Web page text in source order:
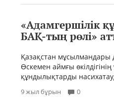
«Адамгершілік
БАҚ-тың рөлі»
Қазақстан
Өскемен аймғы
құндылықтарды
9 жыл бұрын 0